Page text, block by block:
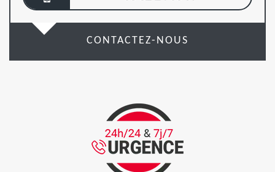
CONTACTEZ-NOUS